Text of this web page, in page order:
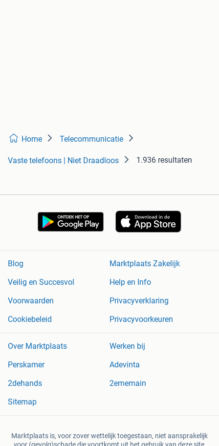
Home Telecommunicatie
Vaste telefoons | Niet Draadloos 1.936 resultaten
Blog
Marktplaats Zakelijk
Veilig en Succesvol
Help en Info
Voorwaarden
Privacyverklaring
Cookiebeleid
Privacyvoorkeuren
Over Marktplaats
Werken bij
Perskamer
Adevinta
2dehands
2ememain
Sitemap
Marktplaats is, voor zover wettelijk toegestaan, niet aansprakelijk